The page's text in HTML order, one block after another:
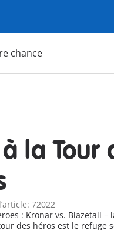
chance
la Tour
72022
: Kronar vs. Blazetail